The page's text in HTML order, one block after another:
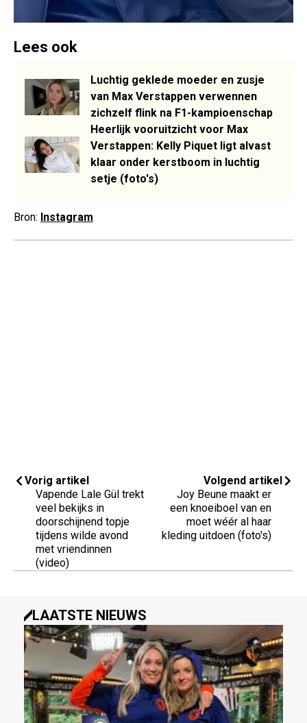
Lees ook
Luchtig geklede moeder en zusje
van Max Verstappen verwennen
zichzelf flink na F1-kampioenschap
Heerlijk vooruitzicht voor Max
Verstappen: Kelly Piquet ligt alvast
klaar onder kerstboom in luchtig
setje (foto's)
Bron: Instagram
Vorig artikel
Vapende Lale Gül trekt
veel bekijks in
doorschijnend topje
tijdens wilde avond
met vriendinnen
(video)
Volgend artikel
Joy Beune maakt er
een knoeiboel van en
moet wéér al haar
kleding uitdoen (foto's)
LAATSTE NIEUWS